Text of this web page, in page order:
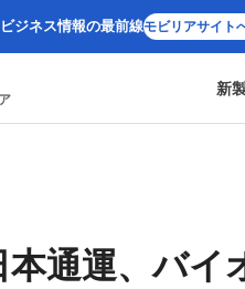
ジネス情報の最前線モビリアサイト
新
通運、バイ